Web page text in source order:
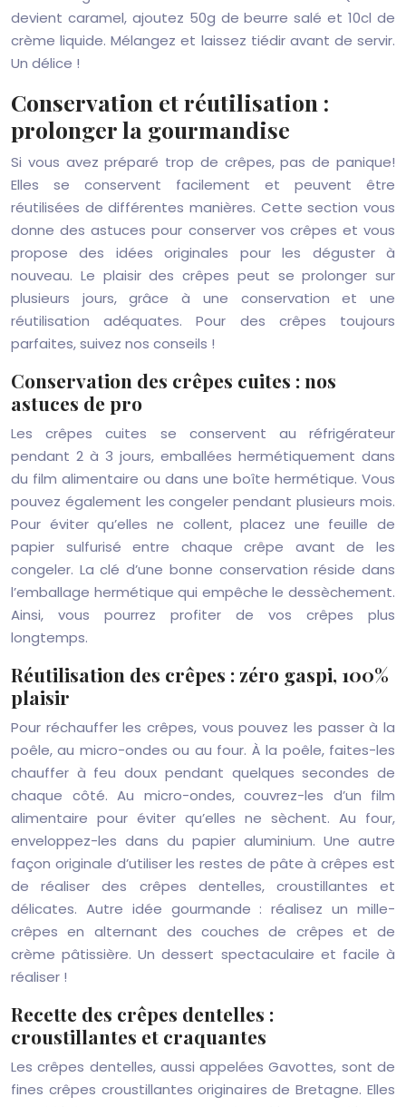
devient caramel, ajoutez 50g de beurre salé et 10cl de
crème liquide. Mélangez et laissez tiédir avant de servir.
Un délice !
Conservation et réutilisation :
prolonger la gourmandise
Si vous avez préparé trop de crêpes, pas de panique!
Elles se conservent facilement et peuvent être
réutilisées de différentes manières. Cette section vous
donne des astuces pour conserver vos crêpes et vous
propose des idées originales pour les déguster à
nouveau. Le plaisir des crêpes peut se prolonger sur
plusieurs jours, grâce à une conservation et une
réutilisation adéquates. Pour des crêpes toujours
parfaites, suivez nos conseils !
Conservation des crêpes cuites : nos
astuces de pro
Les crêpes cuites se conservent au réfrigérateur
pendant 2 à 3 jours, emballées hermétiquement dans
du film alimentaire ou dans une boîte hermétique. Vous
pouvez également les congeler pendant plusieurs mois.
Pour éviter qu’elles ne collent, placez une feuille de
papier sulfurisé entre chaque crêpe avant de les
congeler. La clé d’une bonne conservation réside dans
l’emballage hermétique qui empêche le dessèchement.
Ainsi, vous pourrez profiter de vos crêpes plus
longtemps.
Réutilisation des crêpes : zéro gaspi, 100%
plaisir
Pour réchauffer les crêpes, vous pouvez les passer à la
poêle, au micro-ondes ou au four. À la poêle, faites-les
chauffer à feu doux pendant quelques secondes de
chaque côté. Au micro-ondes, couvrez-les d’un film
alimentaire pour éviter qu’elles ne sèchent. Au four,
enveloppez-les dans du papier aluminium. Une autre
façon originale d’utiliser les restes de pâte à crêpes est
de réaliser des crêpes dentelles, croustillantes et
délicates. Autre idée gourmande : réalisez un mille-
crêpes en alternant des couches de crêpes et de
crème pâtissière. Un dessert spectaculaire et facile à
réaliser !
Recette des crêpes dentelles :
croustillantes et craquantes
Les crêpes dentelles, aussi appelées Gavottes, sont de
fines crêpes croustillantes originaires de Bretagne. Elles